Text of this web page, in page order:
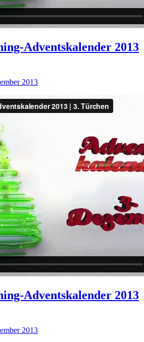
Adventskalender 2013
2013
Adventskalender 2013
2013